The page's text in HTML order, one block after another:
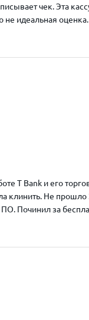
чек. Эта
идеальная
T Bank и его
клинить. Не прошло
ПО. Починил за